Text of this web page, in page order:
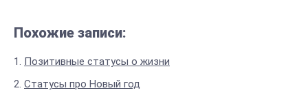
Похожие записи:
Позитивные статусы о жизни
Статусы про Новый год